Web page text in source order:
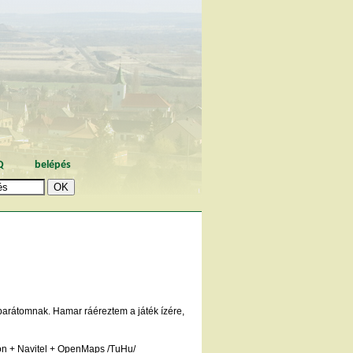
belépés
Hamar ráéreztem a játék ízére,
+ Navitel + OpenMaps /TuHu/